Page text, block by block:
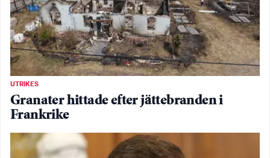
UTRIKES
Granater hittade efter jättebranden i
Frankrike